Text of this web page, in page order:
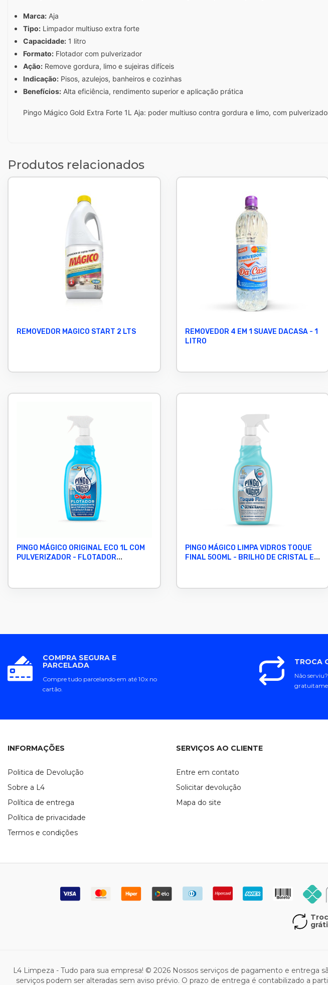
Marca: Aja
Tipo: Limpador multiuso extra forte
Capacidade: 1 litro
Formato: Flotador com pulverizador
Ação: Remove gordura, limo e sujeiras difíceis
Indicação: Pisos, azulejos, banheiros e cozinhas
Benefícios: Alta eficiência, rendimento superior e aplicação prática
Pingo Mágico Gold Extra Forte 1L Aja: poder multiuso contra gordura e limo, com
Produtos relacionados
REMOVEDOR MAGICO START 2 LTS
REMOVEDOR 4 EM 1 SUAVE DACASA - 1
LITRO
PINGO MÁGICO ORIGINAL ECO 1L COM
PULVERIZADOR - FLOTADOR
PINGO MÁGICO LIMPA VIDROS TOQUE
FINAL 500ML - BRILHO DE CRISTAL E
COMPRA SEGURA E
PARCELADA
Compre tudo parcelando em até 10x no
cartão.
TROCA
Não
INFORMAÇÕES
Politica de Devolução
Sobre a L4
Política de entrega
Política de privacidade
Termos e condições
SERVIÇOS AO CLIENTE
Entre em contato
Solicitar devolução
Mapa do site
L4 Limpeza - Tudo para sua empresa! © 2026 Nossos serviços de pagamento e entrega
serviços podem ser alteradas sem aviso prévio. O prazo de entrega é contabilizado a